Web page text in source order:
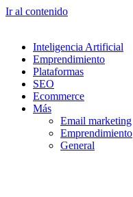
Ir al contenido
Inteligencia Artificial
Emprendimiento
Plataformas
SEO
Ecommerce
Más
Email marketing
Emprendimiento
General